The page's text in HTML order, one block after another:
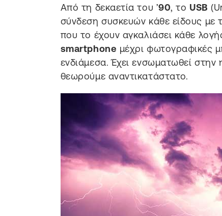
Από τη δεκαετία του ’90, το USB
σύνδεση συσκευών κάθε είδους με
που το έχουν αγκαλιάσει κάθε
smartphone μέχρι φωτογραφικές
ενδιάμεσα. Έχει ενσωματωθεί
θεωρούμε αναντικατάστατο.